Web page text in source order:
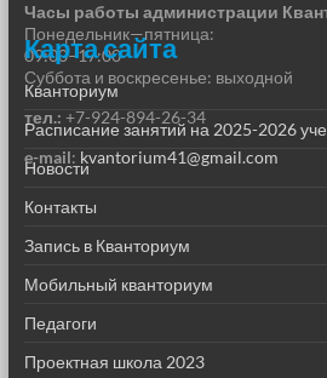
Часы работы администрации
Понедельник—пятница:
09:00–17:00
Суббота и воскресенье: выходной
тел.: +7-924-894-26-34
e-mail: kvantorium41@gmail.com
Карта сайта
Кванториум
Расписание занятий на 2025-2026
Новости
Контакты
Запись в Кванториум
Мобильный кванториум
Педагоги
Проектная школа 2023